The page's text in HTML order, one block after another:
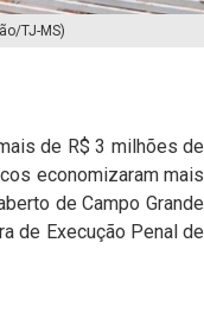
TJ-MS)
de R$ 3 milhões de
economizaram mais
de Campo Grande
de Execução Penal de